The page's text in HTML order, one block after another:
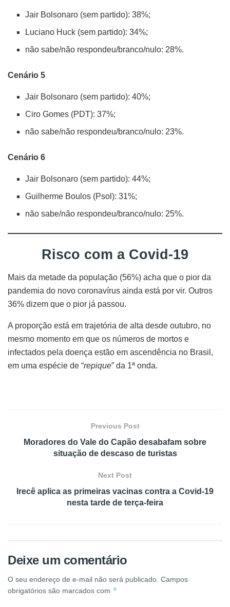
Jair Bolsonaro (sem partido): 38%;
Luciano Huck (sem partido): 34%;
não sabe/não respondeu/branco/nulo: 28%.
Cenário 5
Jair Bolsonaro (sem partido): 40%;
Ciro Gomes (PDT): 37%;
não sabe/não respondeu/branco/nulo: 23%.
Cenário 6
Jair Bolsonaro (sem partido): 44%;
Guilherme Boulos (Psol): 31%;
não sabe/não respondeu/branco/nulo: 25%.
Risco com a Covid-19
Mais da metade da população (56%) acha que o pior da
pandemia do novo coronavírus ainda está por vir. Outros
36% dizem que o pior já passou.
A proporção está em trajetória de alta desde outubro, no
mesmo momento em que os números de mortos e
infectados pela doença estão em ascendência no Brasil,
em uma espécie de “repique” da 1ª onda.
Previous Post
Moradores do Vale do Capão desabafam sobre
situação de descaso de turistas
Next Post
Irecê aplica as primeiras vacinas contra a Covid-19
nesta tarde de terça-feira
Deixe um comentário
O seu endereço de e-mail não será publicado. Campos
obrigatórios são marcados com *